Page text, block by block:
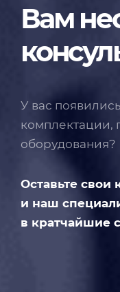
Вам
У вас
комплектации,
оборудования?
Оставьте свои
и наш
в кратчайшие